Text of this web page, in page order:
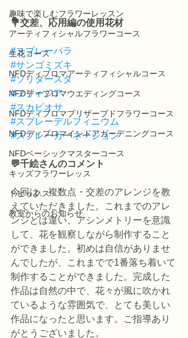
趣味で楽しむフラワーレッスン
アーティフィシャルフラワーコース
生花コース
NFDディプロマアーティフィシャルコース
NFDディプロマウエディングコース
NFDディプロマプリザーブドフラワーコース
NFDディプロマインドアガーデニングコース
NFDベーシックマスターコース
キッズフラワーレッス
トピックス
教室からのお知らせ
💐交差、応用編の使用花材
#スプレーバラ
#サンゴミズキ
#ソリダースタ
#フリージア
#スカビオサ
#スプレーデルフィニウム
#スプレーカーネーション
💬千絵さんのコメント
今回は、複数点・交差のアレンジを教
えていただきました。これまでのアレ
ンジとは違い、アシンメトリーを意識
して、花を観察しながら制作すること
ができました。初めは自信がありませ
んでしたが、これまでで1番落ち着いて
制作することができました。完成した
作品は自然の中で、花々が風に吹かれ
ているような雰囲気で、とても美しい
作品になったと思います。ご指導あり
がとうございました。